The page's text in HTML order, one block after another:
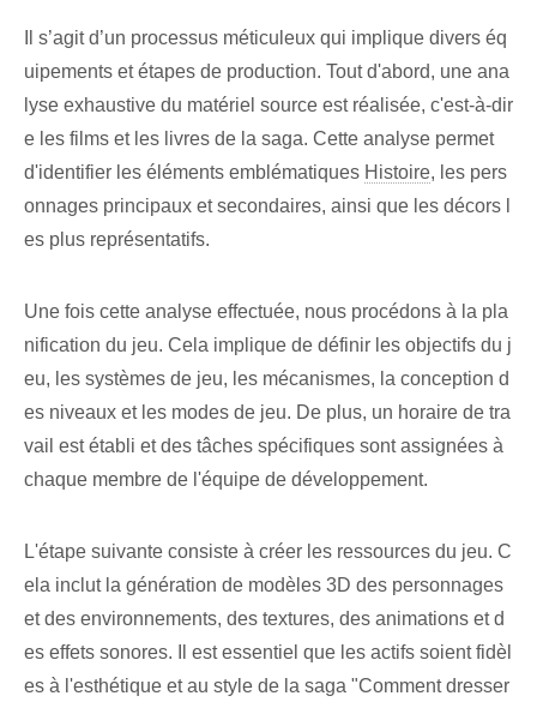
Il s’agit d’un processus méticuleux qui implique divers éq
uipements et étapes de production. Tout d'abord, une ana
lyse exhaustive du matériel source est réalisée, c'est-à-dir
e les films et les livres de la saga. Cette analyse permet
d'identifier les éléments emblématiques Histoire, les pers
onnages principaux et secondaires, ainsi que les décors l
es plus représentatifs.
Une fois cette analyse effectuée, nous procédons à la pla
nification du jeu. Cela implique de définir les objectifs du j
eu, les systèmes de jeu, les mécanismes, la conception d
es niveaux et les modes de jeu. De plus, un horaire de tra
vail est établi et des tâches spécifiques sont assignées à
chaque membre de l'équipe de développement.
L'étape suivante consiste à créer les ressources du jeu. C
ela inclut la génération de modèles 3D des personnages
et des environnements, des textures, des animations et d
es effets sonores. Il est essentiel que les actifs soient fidèl
es à l'esthétique et au style de la saga "Comment dresser